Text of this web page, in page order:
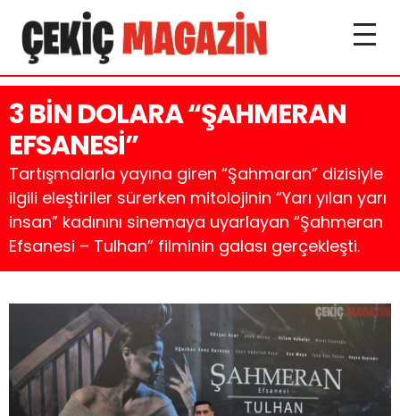
3 BİN DOLARA “ŞAHMERAN
EFSANESİ”
Tartışmalarla yayına giren “Şahmaran” dizisiyle
ilgili eleştiriler sürerken mitolojinin “Yarı yılan yarı
insan” kadınını sinemaya uyarlayan “Şahmeran
Efsanesi – Tulhan” filminin galası gerçekleşti.